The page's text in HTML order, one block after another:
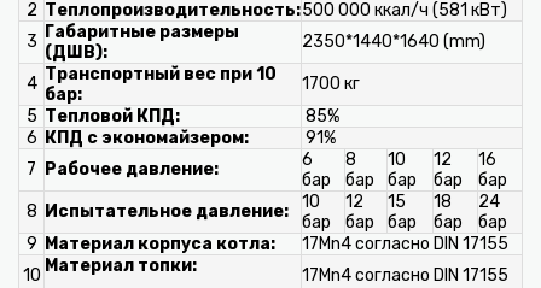
2 Теплопроизводительность:500 000 ккал/ч (581 кВт)
3 Габаритные размеры
(ДШВ):
2350*1440*1640 (mm)
4 Транспортный вес при 10
бар:
1700 кг
5 Тепловой КПД:
85%
6 КПД с экономайзером:
91%
7
Рабочее давление:
6
бар
8
бар
10
бар
12
бар
16
бар
8 Испытательное давление:
10
бар
12
бар
15
бар
18
бар
24
бар
9 Материал корпуса котла:
17Mn4 согласно DIN 17155
10 Материал топки: 17Mn4 согласно DIN 17155